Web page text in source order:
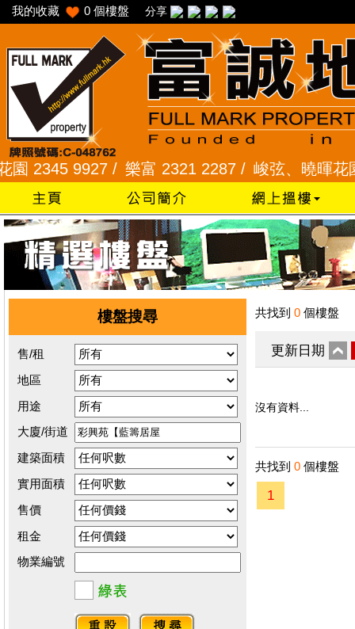
我的收藏 0 個樓盤 分享
9927 / 樂富 2321 2287 / 峻弦、曉暉花園
樓盤搜尋
售/租
地區
用途
大廈/街道
建築面積
實用面積
售價
租金
物業編號
共找到 0 個樓盤
更新日期
沒有資料...
共找到 0 個樓盤
1